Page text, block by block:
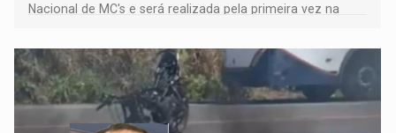
Nacional de MC's e será realizada pela primeira vez na